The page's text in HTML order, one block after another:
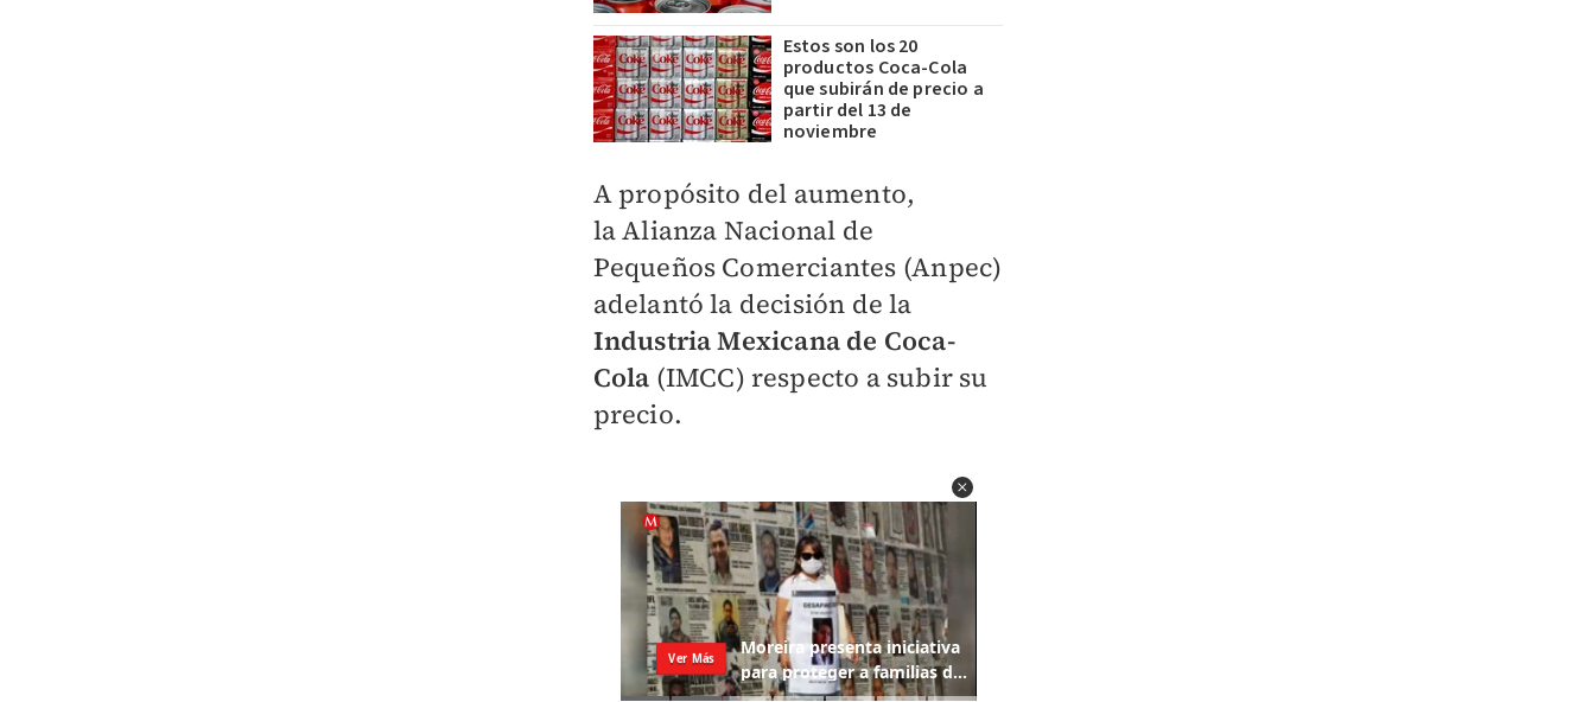
Estos son los 20
productos Coca-Cola
que subirán de precio a
partir del 13 de
noviembre
A propósito del aumento,
laAlianza Nacional de
Pequeños Comerciantes (Anpec)
adelantó la decisión de la
Industria Mexicana de Coca-
Cola (IMCC) respecto a subir su
precio.